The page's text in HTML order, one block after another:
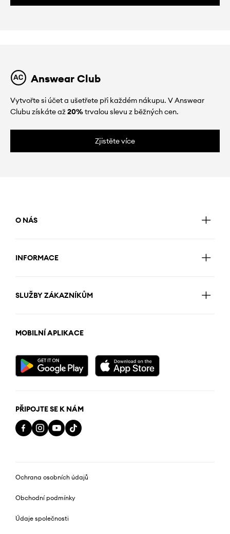
Answear Club
Vytvořte si účet a ušetřete při každém nákupu. V Answear
Clubu získáte až20%trvalou slevu z běžných cen.
Zjistěte více
O NÁS
INFORMACE
SLUŽBY ZÁKAZNÍKŮM
MOBILNÍ APLIKACE
PŘIPOJTE SE K NÁM
Ochrana osobních údajů
Obchodní podmínky
Údaje společnosti